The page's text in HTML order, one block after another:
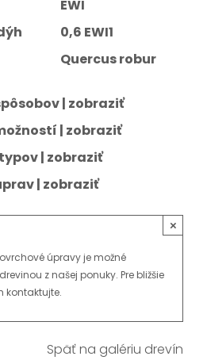
EWI
0,6 EWI1
Quercus robur
| zobraziť
| zobraziť
| zobraziť
| zobraziť
úpravy je možné
z našej ponuky. Pre bližšie
kontaktujte.
×
Späť na galériu drevín